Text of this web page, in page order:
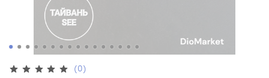
(0)